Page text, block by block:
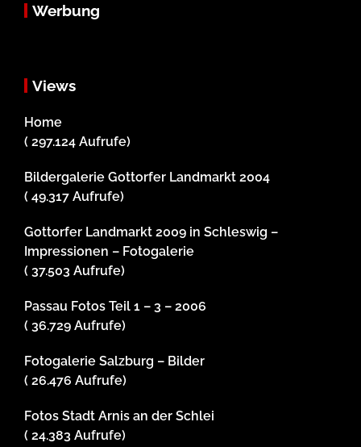
Werbung
Views
Home
( 297.124 Aufrufe)
Bildergalerie Gottorfer Landmarkt 2004
( 49.317 Aufrufe)
Gottorfer Landmarkt 2009 in Schleswig –
Impressionen – Fotogalerie
( 37.503 Aufrufe)
Passau Fotos Teil 1 – 3 – 2006
( 36.729 Aufrufe)
Fotogalerie Salzburg – Bilder
( 26.476 Aufrufe)
Fotos Stadt Arnis an der Schlei
( 24.383 Aufrufe)